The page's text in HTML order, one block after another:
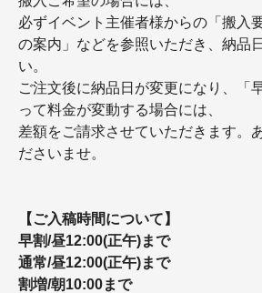
必ずイベント主催者様からの「搬入
の案内」などを参照いただき、納品
い。
ご注文後に納品日が変更になり、「
って料金が変動する場合には、
差額をご請求させていただきます。
ださいませ。
【ご入稿時間について】
早割/昼12:00(正午)まで
通常/昼12:00(正午)まで
割増/朝10:00まで